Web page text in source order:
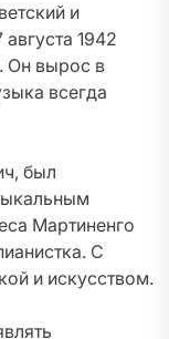
и
1942
Он вырос в
всегда
был
Мартиненго
С
и искусством.